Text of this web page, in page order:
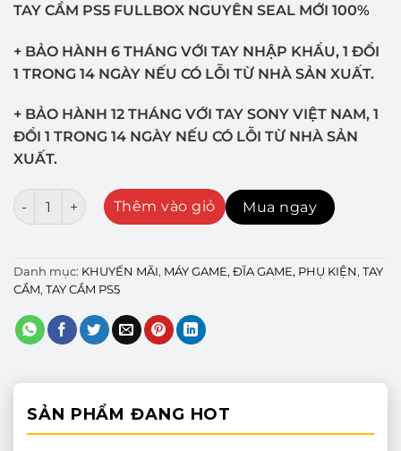
TAY CẦM PS5 FULLBOX NGUYÊN SEAL MỚI 100%
+ BẢO HÀNH 6 THÁNG VỚI TAY NHẬP KHẨU, 1 ĐỔI
1 TRONG 14 NGÀY NẾU CÓ LỖI TỪ NHÀ SẢN XUẤT.
+ BẢO HÀNH 12 THÁNG VỚI TAY SONY VIỆT NAM, 1
ĐỔI 1 TRONG 14 NGÀY NẾU CÓ LỖI TỪ NHÀ SẢN
XUẤT.
TAY CẦM PS5 DUALSENSE CHORMA INDIGO NHẬP
Thêm vào giỏ Mua ngay
Danh mục: KHUYẾN MÃI, MÁY GAME, ĐĨA GAME, PHỤ KIỆN, TAY
CẦM, TAY CẦM PS5
SẢN PHẨM ĐANG HOT